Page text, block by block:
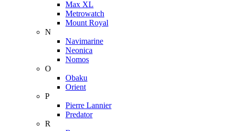
Max XL
Metrowatch
Mount Royal
N
Navimarine
Neonica
Nomos
O
Obaku
Orient
P
Pierre Lannier
Predator
R